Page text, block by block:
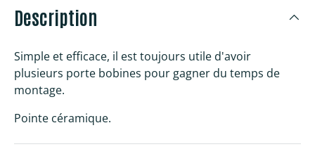
Description
Simple et efficace, il est toujours utile d'avoir
plusieurs porte bobines pour gagner du temps de
montage.
Pointe céramique.